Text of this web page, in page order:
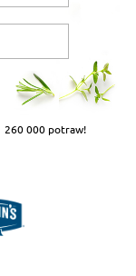
260 000 potraw!